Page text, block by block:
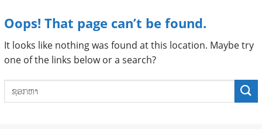
Oops! That page can’t be found.
It looks like nothing was found at this location. Maybe try
one of the links below or a search?